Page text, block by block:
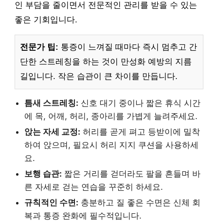
인 부담을 줄이면서 전문적인 관리를 받을 수 있는
좋은 기회입니다.
전문가 팁: 통증이 느껴질 때마다 즉시 멈추고 간
단한 스트레칭을 하는 것이 만성화 예방의 지름
길입니다. 작은 습관이 큰 차이를 만듭니다.
틈새 스트레칭: 신호 대기 중이나 짧은 휴식 시간
에 목, 어깨, 허리, 종아리를 가볍게 늘려주세요.
앉는 자세 교정: 허리를 곧게 펴고 등받이에 밀착
하여 앉으며, 필요시 허리 지지 쿠션을 사용하세
요.
보행 습관: 짧은 거리를 걷더라도 팔을 흔들며 바
른 자세로 걷는 연습을 꾸준히 하세요.
규칙적인 수면: 충분하고 질 좋은 수면은 신체 회
복과 통증 완화에 필수적입니다.